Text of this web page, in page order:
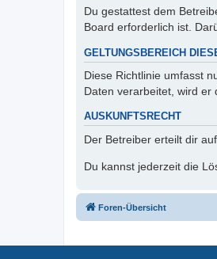
Du gestattest dem
Board erforderlich ist.
GELTUNGSBEREICH
Diese Richtlinie umfasst
Daten verarbeitet, wird er
AUSKUNFTSRECHT
Der Betreiber erteilt dir
Du kannst jederzeit die
Foren-Übersicht